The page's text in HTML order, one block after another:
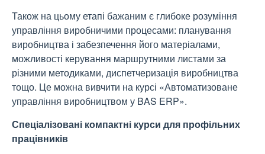
Також на цьому етапі бажаним є глибоке розуміння
управління виробничими процесами: планування
виробництва і забезпечення його матеріалами,
можливості керування маршрутними листами за
різними методиками, диспетчеризація виробництва
тощо. Це можна вивчити на курсі «Автоматизоване
управління виробництвом у BAS ERP».
Спеціалізовані компактні курси для профільних
працівників